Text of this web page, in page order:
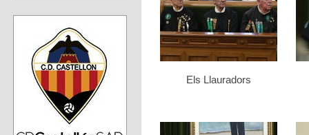
Els Llauradors